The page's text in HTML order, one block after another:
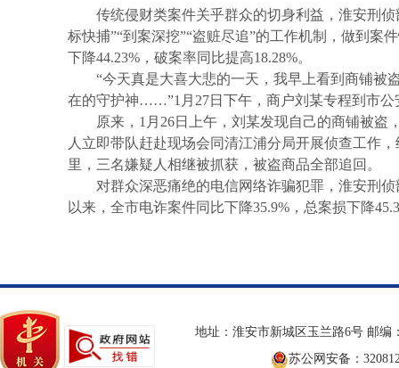
传统侵财类案件关乎群众的切身利益，淮安刑
标快捕”“到案深挖”“盗赃尽追”的工作机制，做到案
下降44.23%，破案率同比提高18.28%。
“今天真是大喜大悲的一天，我早上看到商铺被
在的守护神……”1月27日下午，商户刘某专程到市公
原来，1月26日上午，刘某发现自己的商铺被
人立即带队赶赴现场会同清江浦分局开展侦查工作
里，三名嫌疑人相继被抓获，被盗商品全部追回。
对群众深恶痛绝的电信网络诈骗犯罪，淮安刑
以来，全市电诈案件同比下降35.9%，总案损下降
地址：淮安市新城区玉兰路6号 邮编
苏公网安备：